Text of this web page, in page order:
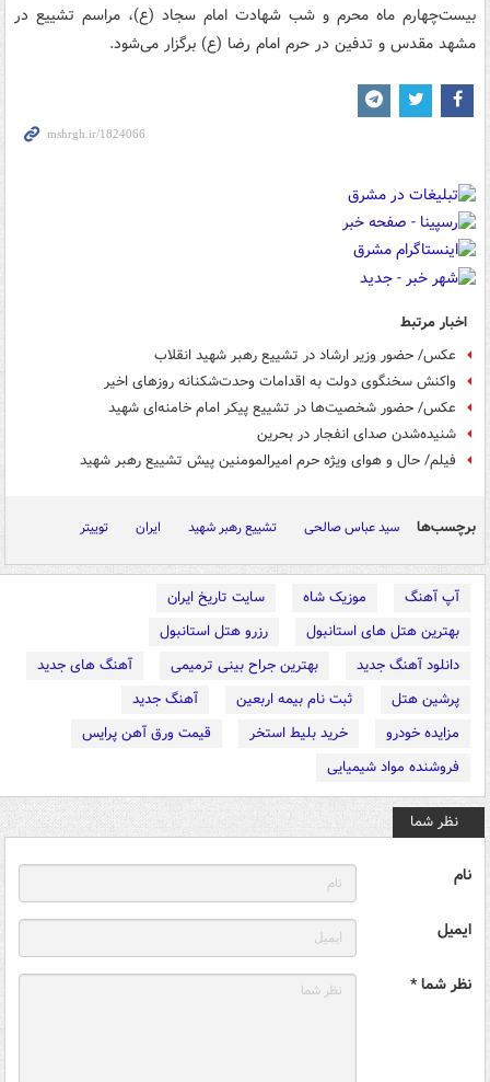
بیست‌چهارم ماه محرم و شب شهادت امام سجاد (ع)، مراسم تشییع در
مشهد مقدس و تدفین در حرم امام‌ رضا (ع) برگزار می‌شود.
اخبار مرتبط
عکس/ حضور وزیر ارشاد در تشییع رهبر شهید انقلاب
واکنش سخنگوی دولت به اقدامات وحدت‌شکنانه روزهای اخیر
عکس/ حضور شخصیت‌ها در تشییع پیکر امام خامنه‌ای شهید
شنیده‌شدن صدای انفجار در بحرین
فیلم/ حال و هوای ویژه حرم امیرالمومنین پیش تشییع رهبر شهید
برچسب‌ها سید عباس صالحی تشییع رهبر شهید ایران توییتر
آپ آهنگ موزیک شاه
سایت تاریخ ایران
بهترین هتل های استانبول
رزرو هتل استانبول
دانلود آهنگ جدید
بهترین جراح بینی ترمیمی
آهنگ های جدید
پرشین هتل
ثبت نام بیمه اربعین
آهنگ جدید
مزایده خودرو
خرید بلیط استخر
قیمت ورق آهن پرایس
فروشنده مواد شیمیایی
نظر شما
نام
ایمیل
نظر شما *